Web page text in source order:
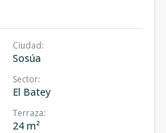
Ciudad:
Sosúa
Sector:
El Batey
Terraza:
24 m²